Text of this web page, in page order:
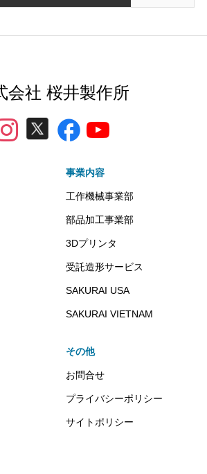
会社 桜井製作所
事業内容
工作機械事業部
部品加工事業部
3Dプリンタ
受託造形サービス
SAKURAI USA
SAKURAI VIETNAM
その他
お問合せ
プライバシーポリシー
サイトポリシー